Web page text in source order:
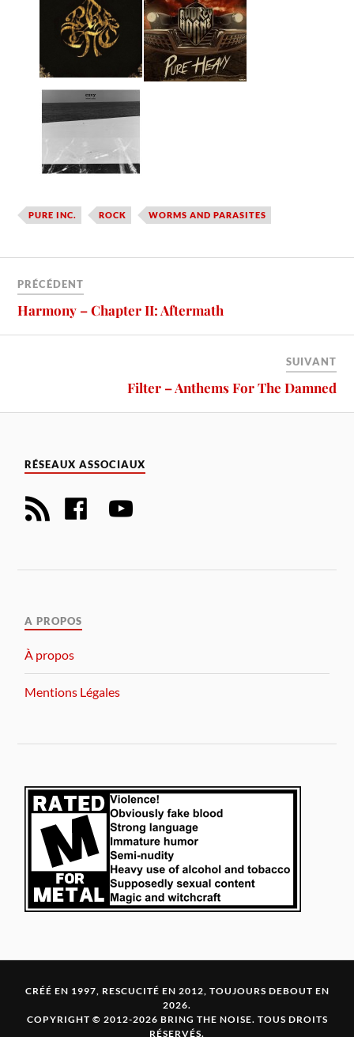
PURE INC. ROCK WORMS AND PARASITES
PRÉCÉDENT
Harmony – Chapter II: Aftermath
SUIVANT
Filter – Anthems For The Damned
RÉSEAUX ASSOCIAUX
A PROPOS
À propos
Mentions Légales
CRÉÉ EN 1997, RESCUCITÉ EN 2012, TOUJOURS DEBOUT EN
2026.
COPYRIGHT © 2012-2026 BRING THE NOISE. TOUS DROITS
RÉSERVÉS.